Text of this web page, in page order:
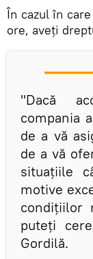
În cazul în
ore, aveți
"Dacă
compania
de a vă
de a vă
situațiile
motive
condițiilor
puteți
Gordilă.